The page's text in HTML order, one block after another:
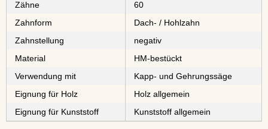
Zähne
60
Zahnform
Dach- / Hohlzahn
Zahnstellung
negativ
Material
⁠⁠⁠⁠⁠⁠⁠⁠HM-bestückt
Verwendung mit
Kapp- und Gehrungssäge
Eignung für Holz
Holz allgemein
Eignung für Kunststoff
Kunststoff allgemein